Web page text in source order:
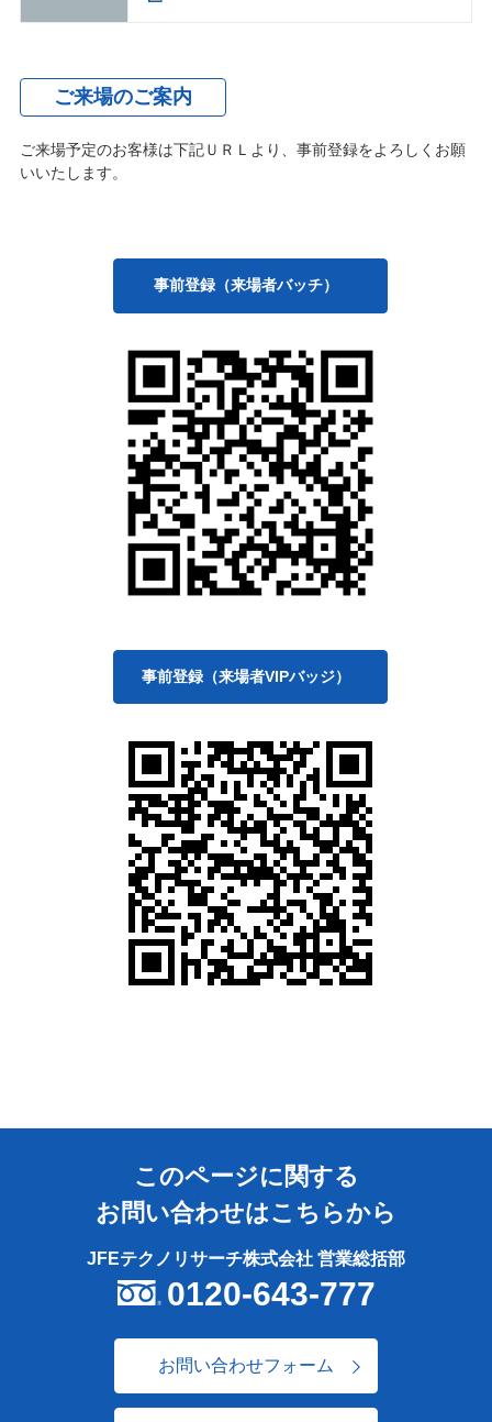
ご来場のご案内
ご来場予定のお客様は下記ＵＲＬより、事前登録をよろしくお願
いいたします。
事前登録（来場者バッチ）
事前登録（来場者VIPバッジ）
このページに関する
お問い合わせはこちらから
JFEテクノリサーチ株式会社 営業総括部
0120-643-777
お問い合わせフォーム